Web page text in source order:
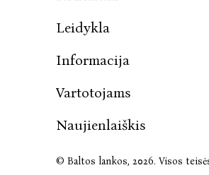
Leidykla
Informacija
Vartotojams
Naujienlaiškis
© Baltos lankos, 2026. Visos